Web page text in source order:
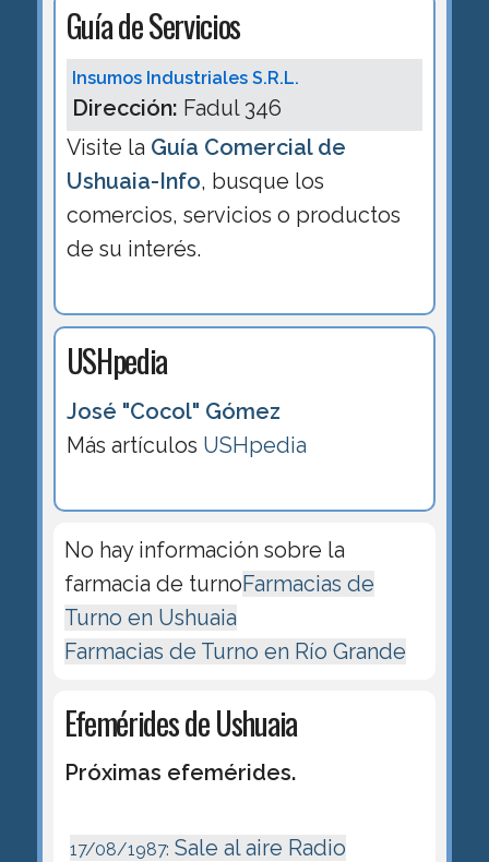
Guía de Servicios
Insumos Industriales S.R.L.
Dirección: Fadul 346
Visite la Guía Comercial de
Ushuaia-Info, busque los
comercios, servicios o productos
de su interés.
USHpedia
José "Cocol" Gómez
Más artículos USHpedia
No hay información sobre la
farmacia de turnoFarmacias de
Turno en Ushuaia
Farmacias de Turno en Río Grande
Efemérides de Ushuaia
Próximas efemérides.
17/08/1987: Sale al aire Radio